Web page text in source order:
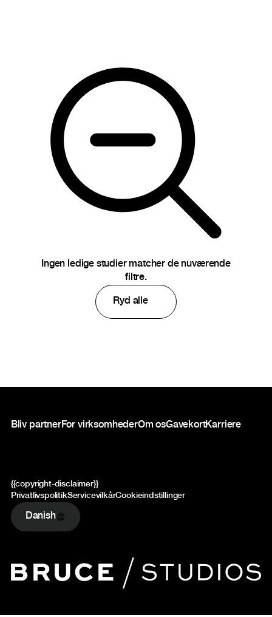
Ingen ledige studier matcher de nuværende
filtre.
Ryd alle
Bliv partnerFor virksomhederOm osGavekortKarriere
{{copyright-disclaimer}}
PrivatlivspolitikServicevilkårCookieindstillinger
Danish